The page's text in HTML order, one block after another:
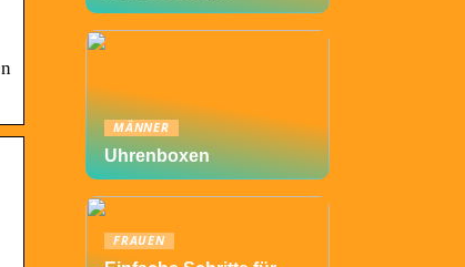
MÄNNER
Uhrenboxen
FRAUEN